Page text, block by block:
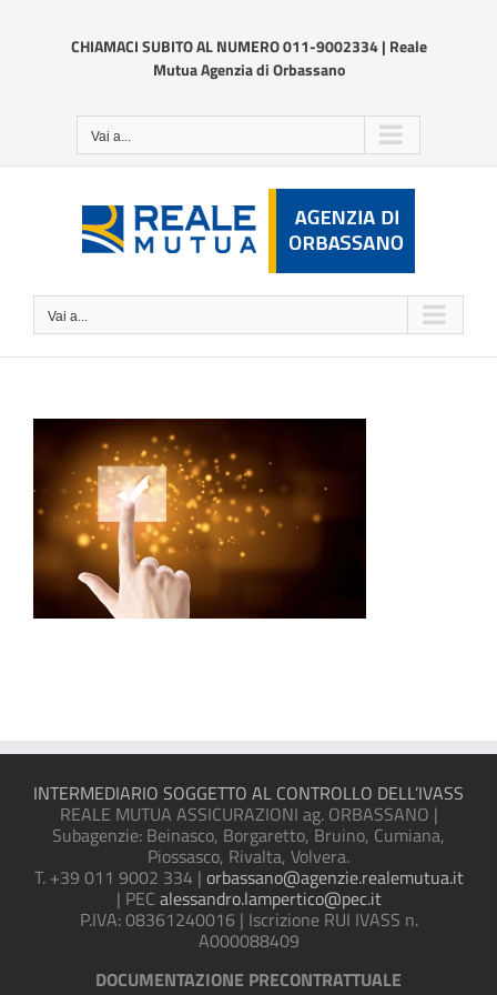
contenutoCHIAMACI SUBITO AL NUMERO 011-9002334 | Reale
Mutua Agenzia di Orbassano
Vai a...
Vai a...
INTERMEDIARIO SOGGETTO AL CONTROLLO DELL’IVASS
REALE MUTUA ASSICURAZIONI ag. ORBASSANO |
Subagenzie: Beinasco, Borgaretto, Bruino, Cumiana,
Piossasco, Rivalta, Volvera.
T. +39 011 9002 334 | orbassano@agenzie.realemutua.it
| PEC alessandro.lampertico@pec.it
P.IVA: 08361240016 | Iscrizione RUI IVASS n.
A000088409
DOCUMENTAZIONE PRECONTRATTUALE